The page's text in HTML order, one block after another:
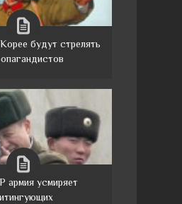
будут стрелять
усмиряет